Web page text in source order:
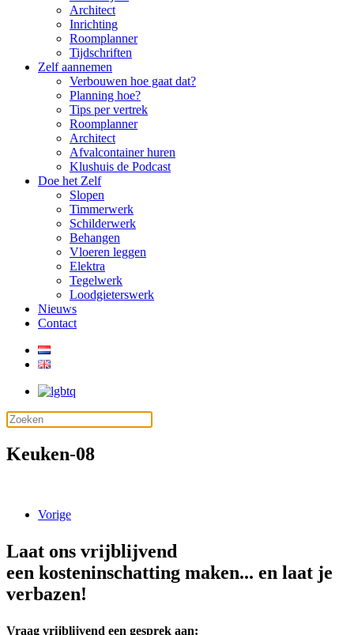
Architect
Inrichting
Roomplanner
Tijdschriften
Zelf aannemen
Verbouwen hoe gaat dat?
Planning hoe?
Tips per vertrek
Roomplanner
Architect
Afvalcontainer huren
Klushuis de Podcast
Doe het Zelf
Slopen
Timmerwerk
Schilderwerk
Behangen
Vloeren leggen
Elektra
Tegelwerk
Loodgieterswerk
Nieuws
Contact
Keuken-08
Vorige
Laat ons vrijblijvend
een kosteninschatting maken... en laat je
verbazen!
Vraag vrijblijvend een gesprek aan: